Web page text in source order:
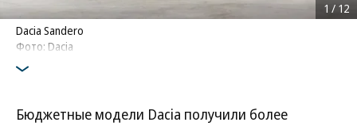
Dacia Sandero
Фото: Dacia
1 / 12
Бюджетные модели Dacia получили более